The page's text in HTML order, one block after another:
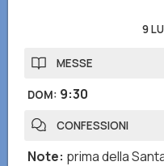
9
MESSE
DOM: 9:30
CONFESSIONI
Note: prima della